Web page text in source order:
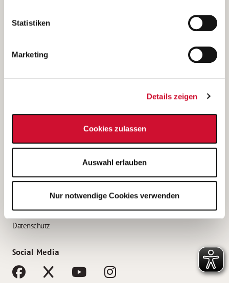
unsererDatenschutzerklärung
Statistiken
Marketing
Details zeigen
Cookies zulassen
Auswahl erlauben
Nur notwendige Cookies verwenden
(Ein Tochterunternehmen des AWO Bezirksverbandes Unterfranken
e.V.)
Bewerbung als Altenpflegehelfer*in
Bewerbung als Erzieher*in
AWO Gliederungen nach Bundesland
Impressum
Datenschutz
Social Media